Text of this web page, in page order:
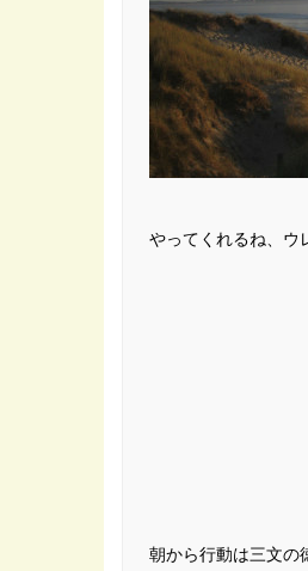
やってくれるね、ウ
朝から行動は三文の